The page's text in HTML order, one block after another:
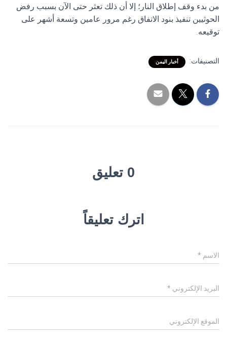
من بدء وقف إطلاق النار؛ إلا أن ذلك تعثر حتى الآن بسبب رفض
الحوثيين تنفيذ بنود الاتفاق رغم مرور عامين وتسعة أشهر على
توقيعه.
التصنيفات: أخبار اليمن
0 تعليق
اترك تعليقاً
الاسم *
البريد الإلكتروني *
الموقع الإلكتروني